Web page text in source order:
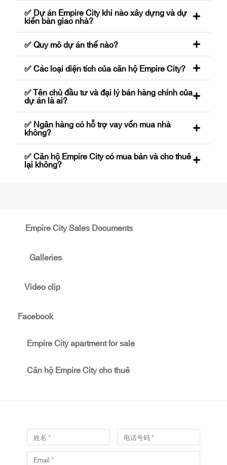
✅ Dự án Empire City khi nào xây dựng và dự
kiến bàn giao nhà?
✅ Quy mô dự án thế nào?
✅ Các loại diện tích của căn hộ Empire City?
✅ Tên chủ đầu tư và đại lý bán hàng chính của
dự án là ai?
✅ Ngân hàng có hỗ trợ vay vốn mua nhà
không?
✅ Căn hộ Empire City có mua bán và cho thuê
lại không?
Empire City Sales Documents
Galleries
Video clip
Facebook
Empire City apartment for sale
Căn hộ Empire City cho thuê